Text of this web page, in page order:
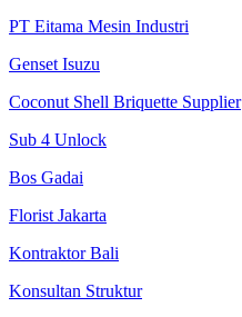
PT Eitama Mesin Industri
Genset Isuzu
Coconut Shell Briquette Supplier
Sub 4 Unlock
Bos Gadai
Florist Jakarta
Kontraktor Bali
Konsultan Struktur